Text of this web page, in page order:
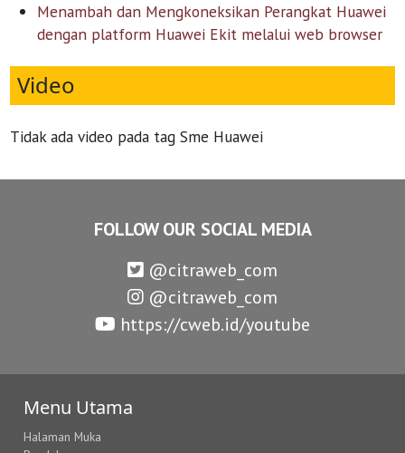
Menambah dan Mengkoneksikan Perangkat Huawei
dengan platform Huawei Ekit melalui web browser
Video
Tidak ada video pada tag Sme Huawei
FOLLOW OUR SOCIAL MEDIA
@citraweb_com
@citraweb_com
https://cweb.id/youtube
Menu Utama
Halaman Muka